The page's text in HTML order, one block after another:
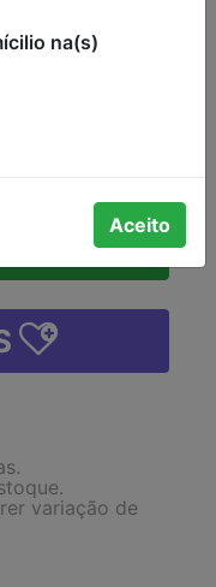
variação de
na(s)
Aceito